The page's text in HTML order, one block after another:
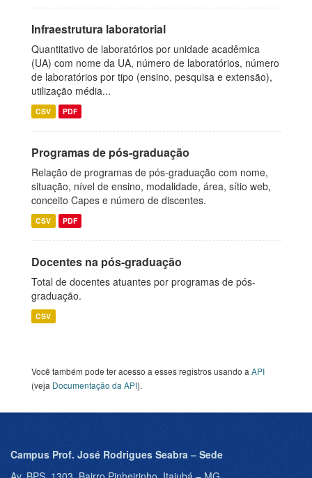
Infraestrutura laboratorial
Quantitativo de laboratórios por unidade acadêmica
(UA) com nome da UA, número de laboratórios, número
de laboratórios por tipo (ensino, pesquisa e extensão),
utilização média...
CSV PDF
Programas de pós-graduação
Relação de programas de pós-graduação com nome,
situação, nível de ensino, modalidade, área, sítio web,
conceito Capes e número de discentes.
CSV PDF
Docentes na pós-graduação
Total de docentes atuantes por programas de pós-
graduação.
CSV
Você também pode ter acesso a esses registros usando a API
(veja Documentação da API).
Campus Prof. José Rodrigues Seabra – Sede